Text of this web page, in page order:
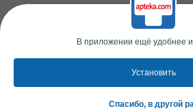
В приложении ещё удобнее
Установить
Спасибо, в другой